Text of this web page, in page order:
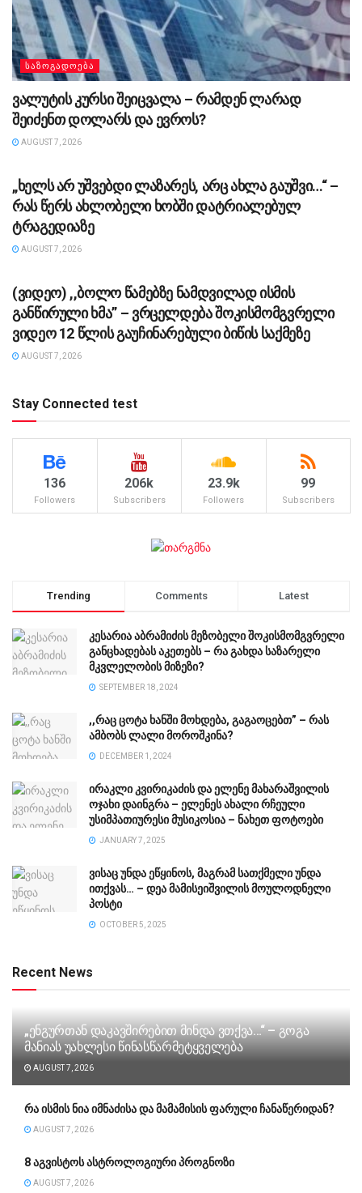
ᲡᲐᲖᲝᲒᲐᲓᲝᲔᲑᲐ
ვალუტის კურსი შეიცვალა – რამდენ ლარად
შეიძენთ დოლარს და ევროს?
AUGUST 7, 2026
„ხელს არ უშვებდი ლაზარეს, არც ახლა გაუშვი…“ –
რას წერს ახლობელი ხობში დატრიალებულ
ტრაგედიაზე
AUGUST 7, 2026
(ვიდეო) ,,ბოლო წამებზე ნამდვილად ისმის
განწირული ხმა” – ვრცელდება შოკისმომგვრელი
ვიდეო 12 წლის გაუჩინარებული ბიწის საქმეზე
AUGUST 7, 2026
Stay Connected test
136
Followers
206k
Subscribers
23.9k
Followers
99
Subscribers
Trending Comments Latest
კესარია აბრამიძის მეზობელი შოკისმომგვრელი
განცხადებას აკეთებს – რა გახდა საზარელი
მკვლელობის მიზეზი?
SEPTEMBER 18, 2024
,,რაც ცოტა ხანში მოხდება, გაგაოცებთ” – რას
ამბობს ლალი მოროშკინა?
DECEMBER 1, 2024
ირაკლი კვირიკაძის და ელენე მახარაშვილის
ოჯახი დაინგრა – ელენეს ახალი რჩეული
უსიმპათიურესი მუსიკოსია – ნახეთ ფოტოები
JANUARY 7, 2025
ვისაც უნდა ეწყინოს, მაგრამ სათქმელი უნდა
ითქვას… – დეა მამისეიშვილის მოულოდნელი
პოსტი
OCTOBER 5, 2025
Recent News
„ენგურთან დაკავშირებით მინდა ვთქვა…“ – გოგა
მანიას უახლესი წინასწარმეტყველება
AUGUST 7, 2026
რა ისმის ნია იმნაძისა და მამამისის ფარული ჩანაწერიდან?
AUGUST 7, 2026
8 აგვისტოს ასტროლოგიური პროგნოზი
AUGUST 7, 2026